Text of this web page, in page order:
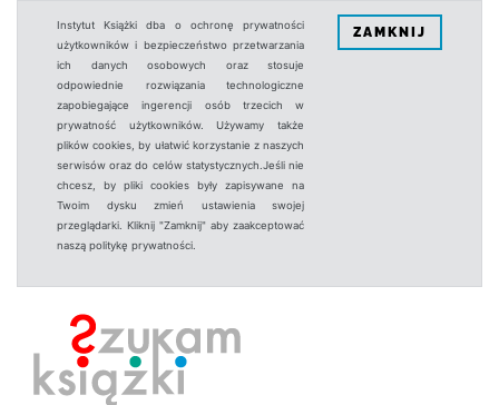
Instytut Książki dba o ochronę prywatności
użytkowników i bezpieczeństwo przetwarzania
ich danych osobowych oraz stosuje
odpowiednie rozwiązania technologiczne
zapobiegające ingerencji osób trzecich w
prywatność użytkowników. Używamy także
plików cookies, by ułatwić korzystanie z naszych
serwisów oraz do celów statystycznych.Jeśli nie
chcesz, by pliki cookies były zapisywane na
Twoim dysku zmień ustawienia swojej
przeglądarki. Kliknij "Zamknij" aby zaakceptować
naszą politykę prywatności.
ZAMKNIJ